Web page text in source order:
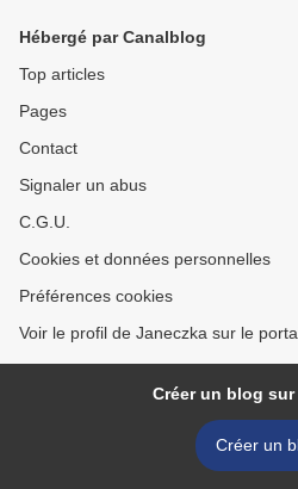
Hébergé par Canalblog
Top articles
Pages
Contact
Signaler un abus
C.G.U.
Cookies et données personnelles
Préférences cookies
Voir le profil de Janeczka sur le
Créer un blog
Créer un